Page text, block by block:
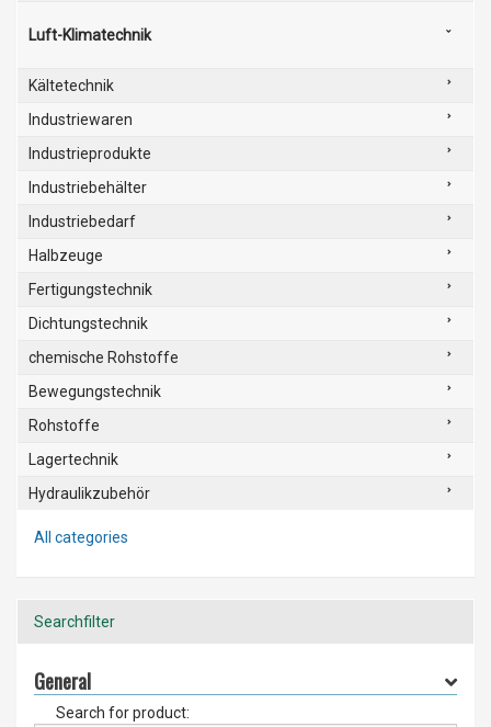
Luft-Klimatechnik
Kältetechnik
Industriewaren
Industrieprodukte
Industriebehälter
Industriebedarf
Halbzeuge
Fertigungstechnik
Dichtungstechnik
chemische Rohstoffe
Bewegungstechnik
Rohstoffe
Lagertechnik
Hydraulikzubehör
All categories
Searchfilter
General
Search for product: